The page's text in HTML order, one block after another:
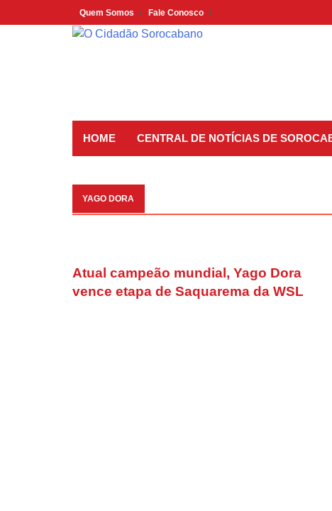
to
Quem Somos Fale Conosco
HOME CENTRAL DE NOTÍCIAS DE
YAGO DORA
Atual campeão mundial, Yago Dora
vence etapa de Saquarema da WSL